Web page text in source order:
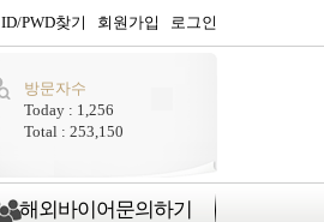
ID/PWD찾기 회원가입 로그인
방문자수
Today : 1,256
Total : 253,150
해외바이어문의하기